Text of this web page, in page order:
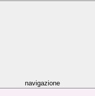
navigazione